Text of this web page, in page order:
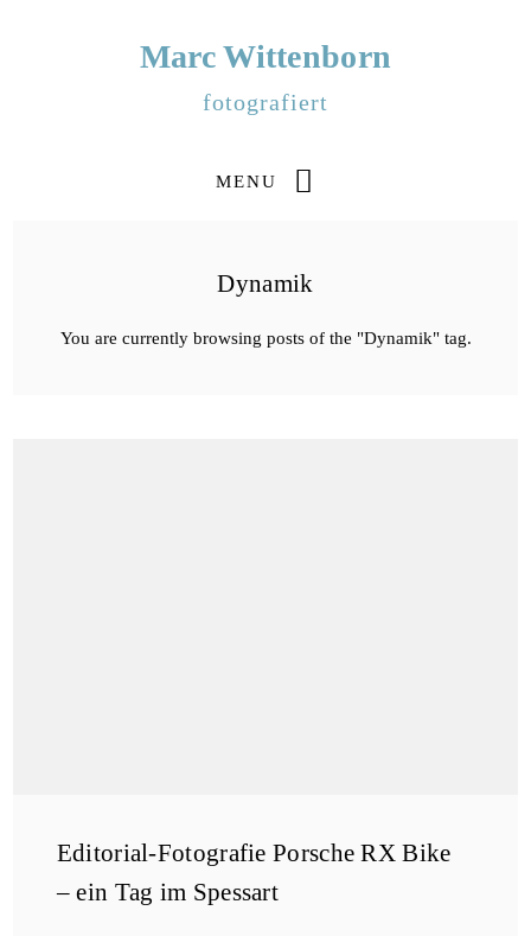
Marc Wittenborn
fotografiert
MENU
Dynamik
You are currently browsing posts of the "Dynamik" tag.
Editorial-Fotografie Porsche RX Bike
– ein Tag im Spessart